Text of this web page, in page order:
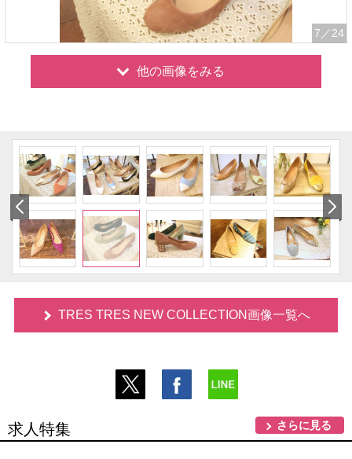
7 ／24
他の画像をみる
TRES TRES NEW COLLECTION画像一覧へ
求人特集 さらに見る